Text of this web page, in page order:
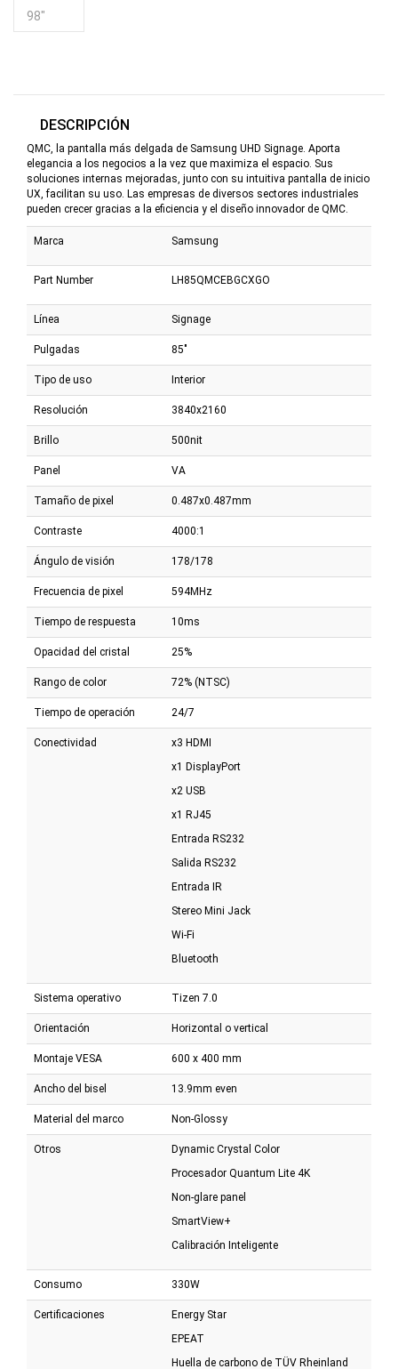
98"
DESCRIPCIÓN
QMC, la pantalla más delgada de Samsung UHD Signage. Aporta
elegancia a los negocios a la vez que maximiza el espacio. Sus
soluciones internas mejoradas, junto con su intuitiva pantalla de inicio
UX, facilitan su uso. Las empresas de diversos sectores industriales
pueden crecer gracias a la eficiencia y el diseño innovador de QMC.
Marca Samsung
Part Number LH85QMCEBGCXGO
Línea Signage
Pulgadas 85"
Tipo de uso Interior
Resolución 3840x2160
Brillo 500nit
Panel VA
Tamaño de pixel 0.487x0.487mm
Contraste 4000:1
Ángulo de visión 178/178
Frecuencia de pixel 594MHz
Tiempo de respuesta 10ms
Opacidad del cristal 25%
Rango de color 72% (NTSC)
Tiempo de operación 24/7
Conectividad
x3 HDMI
x1 DisplayPort
x2 USB
x1 RJ45
Entrada RS232
Salida RS232
Entrada IR
Stereo Mini Jack
Wi-Fi
Bluetooth
Sistema operativo Tizen 7.0
Orientación Horizontal o vertical
Montaje VESA 600 x 400 mm
Ancho del bisel 13.9mm even
Material del marco Non-Glossy
Otros
Dynamic Crystal Color
Procesador Quantum Lite 4K
Non-glare panel
SmartView+
Calibración Inteligente
Consumo 330W
Certificaciones
Energy Star
EPEAT
Huella de carbono de TÜV Rheinland